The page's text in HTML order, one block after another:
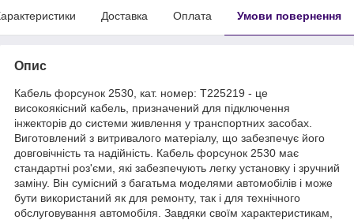
Доставка Оплата Умови повернення
Опис
Кабель форсунок 2530, кат. номер: T225219 - це
високоякісний кабель, призначений для підключення
інжекторів до системи живлення у транспортних засобах.
Виготовлений з витривалого матеріалу, що забезпечує його
довговічність та надійність. Кабель форсунок 2530 має
стандартні роз'єми, які забезпечують легку установку і зручний
заміну. Він сумісний з багатьма моделями автомобілів і може
бути використаний як для ремонту, так і для технічного
обслуговування автомобіля. Завдяки своїм характеристикам,